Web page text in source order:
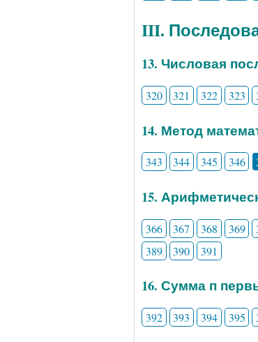
III.
13. Числовая
320 321 322 323
14. Метод
343 344 345 346
15.
366 367 368 369
389
390 391
16. Сумма п
392 393 394 395